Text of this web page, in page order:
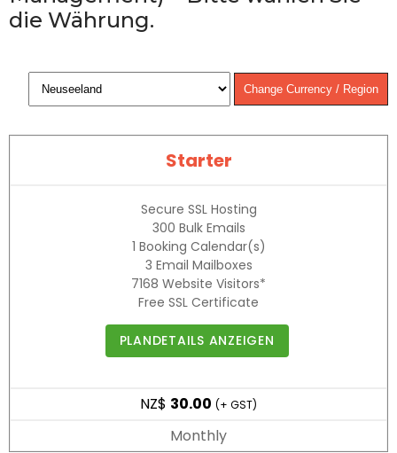
die Währung.
Starter
Secure SSL Hosting
300 Bulk Emails
1 Booking Calendar(s)
3 Email Mailboxes
7168 Website Visitors*
Free SSL Certificate
PLANDETAILS ANZEIGEN
NZ$ 30.00 (+ GST)
Monthly